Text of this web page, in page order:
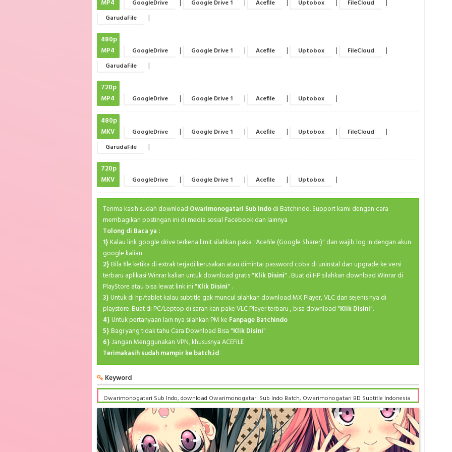
MP4
GoogleDrive | Google Drive 1 | Acefile | Uptobox | FileCloud |
GarudaFile |
480p
MP4
GoogleDrive | Google Drive 1 | Acefile | Uptobox | FileCloud |
GarudaFile |
720p
MP4
GoogleDrive | Google Drive 1 | Acefile | Uptobox |
480p
MKV
GoogleDrive | Google Drive 1 | Acefile | Uptobox | FileCloud |
GarudaFile |
720p
MKV
GoogleDrive | Google Drive 1 | Acefile | Uptobox |
Terima kasih sudah download Owarimonogatari Sub Indodi Batchindo. Support kami dengan cara
membagikan postingan ini di media sosial Facebook dan lainnya
Tolong di Baca ya :
1} Kalau link google drive terkena limit silahkan paka "Acefile (Google Sharer)" dan wajib log in dengan akun
google kalian.
2} Bila file ketika di extrak terjadi kerusakan atau dimintai password coba di uninstal dan upgrade ke versi
terbaru aplikasi Winrar kalian untuk download gratis "Klik Disini" . Buat di HP silahkan download Winrar di
PlayStore atau bisa lewat link ini "Klik Disini" .
3} Untuk di hp/tablet kalau subtitle gak muncul silahkan download MX Player, VLC dan sejenis nya di
playstore. Buat di PC/Leptop di saran kan pake VLC Player terbaru , bisa download "Klik Disini".
4} Untuk pertanyaan lain nya silahkan PM ke Fanpage Batchindo
5} Bagi yang tidak tahu Cara Download Bisa "Klik Disini"
6}Jangan Menggunakan VPN, khususnya ACEFILE
Terimakasih sudah mampir ke batch.id
Keyword
Owarimonogatari Sub Indo, download Owarimonogatari Sub Indo Batch, Owarimonogatari BD Subtitle Indonesia
komplit, download Owarimonogatari Sub indo batch google drive, Owarimonogatari batch subtitle indonesia,
Owarimonogatari mp4 batch, Owarimonogatari Sub Indo x265, Owarimonogatari Batch Subtitle Indonesia bd,
Owarimonogatari Batch Subtitle Indonesia kurogaze, Owarimonogatari Batch Subtitle Indonesia anibatch,
Owarimonogatari Batch Subtitle Indonesia animeindo, Owarimonogatari Batch Subtitle Indonesia samehadaku ,
donwload anime Owarimonogatari Batch Subtitle Indonesia batch , donwload Owarimonogatari Batch Subtitle
Indonesia sub indo, download Owarimonogatari Batch Subtitle Indonesia batch google drive, download